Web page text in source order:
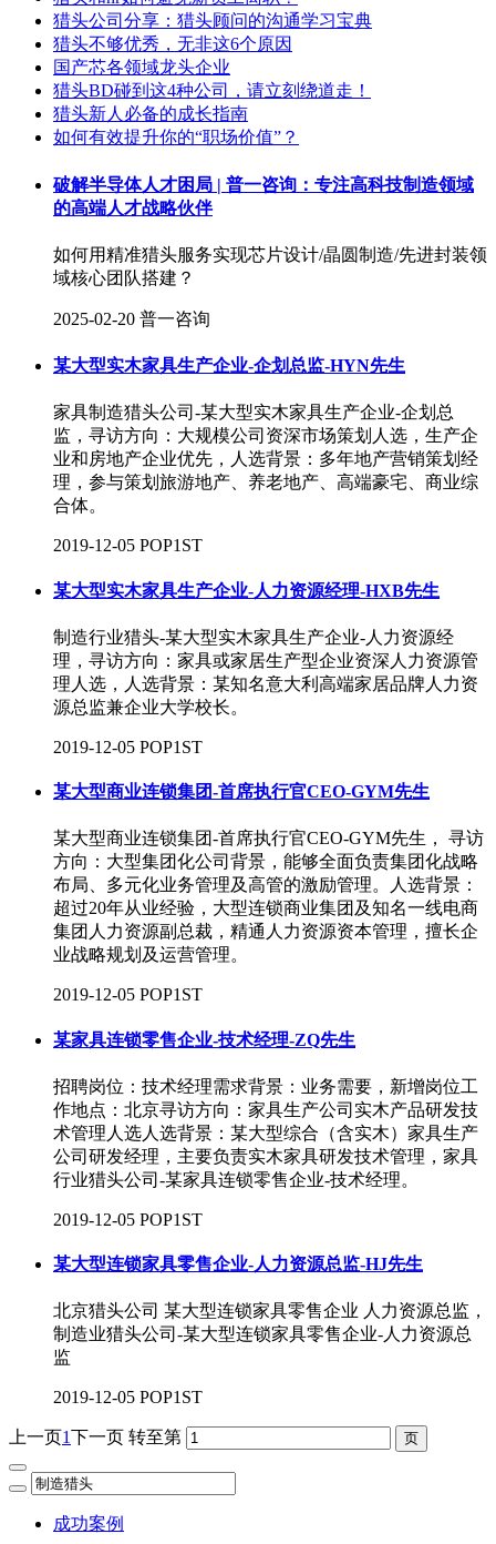
猎头公司分享：猎头顾问的沟通学习宝典
猎头不够优秀，无非这6个原因
国产芯各领域龙头企业
猎头BD碰到这4种公司，请立刻绕道走！
猎头新人必备的成长指南
如何有效提升你的“职场价值”？
破解半导体人才困局 | 普一咨询：专注高科技制造领域
的高端人才战略伙伴
如何用精准猎头服务实现芯片设计/晶圆制造/先进封装领
域核心团队搭建？
2025-02-20 普一咨询
某大型实木家具生产企业-企划总监-HYN先生
家具制造猎头公司-某大型实木家具生产企业-企划总
监，寻访方向：大规模公司资深市场策划人选，生产企
业和房地产企业优先，人选背景：多年地产营销策划经
理，参与策划旅游地产、养老地产、高端豪宅、商业综
合体。
2019-12-05 POP1ST
某大型实木家具生产企业-人力资源经理-HXB先生
制造行业猎头-某大型实木家具生产企业-人力资源经
理，寻访方向：​家具或家居生产型企业资深人力资源管
理人选，人选背景：某知名意大利高端家居品牌人力资
源总监兼企业大学校长。
2019-12-05 POP1ST
某大型商业连锁集团-首席执行官CEO-GYM先生
某大型商业连锁集团-首席执行官CEO-GYM先生， 寻访
方向：​大型集团化公司背景，能够全面负责集团化战略
布局、多元化业务管理及高管的激励管理。人选背景：
超过20年从业经验，大型连锁商业集团及知名一线电商
集团人力资源副总裁，精通人力资源资本管理，擅长企
业战略规划及运营管理。
2019-12-05 POP1ST
某家具连锁零售企业-技术经理-ZQ先生
招聘岗位：技术经理需求背景：业务需要，新增岗位工
作地点：北京寻访方向：家具生产公司实木产品研发技
术管理人选人选背景：某大型综合（含实木）家具生产
公司研发经理，主要负责实木家具研发技术管理，家具
行业猎头公司-某家具连锁零售企业-技术经理。
2019-12-05 POP1ST
某大型连锁家具零售企业-人力资源总监-HJ先生
北京猎头公司 某大型连锁家具零售企业 人力资源总监，
制造业猎头公司-某大型连锁家具零售企业-人力资源总
监
2019-12-05 POP1ST
上一页 1 下一页 转至第
成功案例